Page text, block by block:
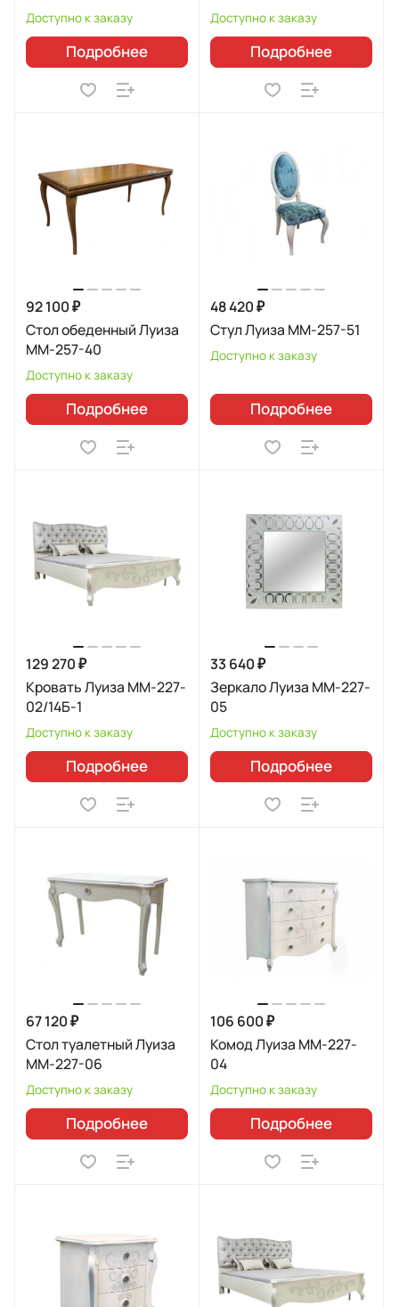
Доступно к заказу
Подробнее
Доступно к заказу
Подробнее
92 100 ₽
Стол обеденный Луиза
ММ-257-40
Доступно к заказу
Подробнее
48 420 ₽
Стул Луиза ММ-257-51
Доступно к заказу
Подробнее
129 270 ₽
Кровать Луиза MM-227-
02/14Б-1
Доступно к заказу
Подробнее
33 640 ₽
Зеркало Луиза MM-227-
05
Доступно к заказу
Подробнее
67 120 ₽
Стол туалетный Луиза
ММ-227-06
Доступно к заказу
Подробнее
106 600 ₽
Комод Луиза ММ-227-
04
Доступно к заказу
Подробнее